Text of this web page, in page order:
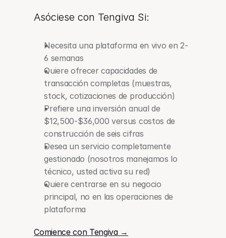
Asóciese con Tengiva Si:
Necesita una plataforma en vivo en 2-
6 semanas
Quiere ofrecer capacidades de
transacción completas (muestras,
stock, cotizaciones de producción)
Prefiere una inversión anual de
$12,500-$36,000 versus costos de
construcción de seis cifras
Desea un servicio completamente
gestionado (nosotros manejamos lo
técnico, usted activa su red)
Quiere centrarse en su negocio
principal, no en las operaciones de
plataforma
Comience con Tengiva →